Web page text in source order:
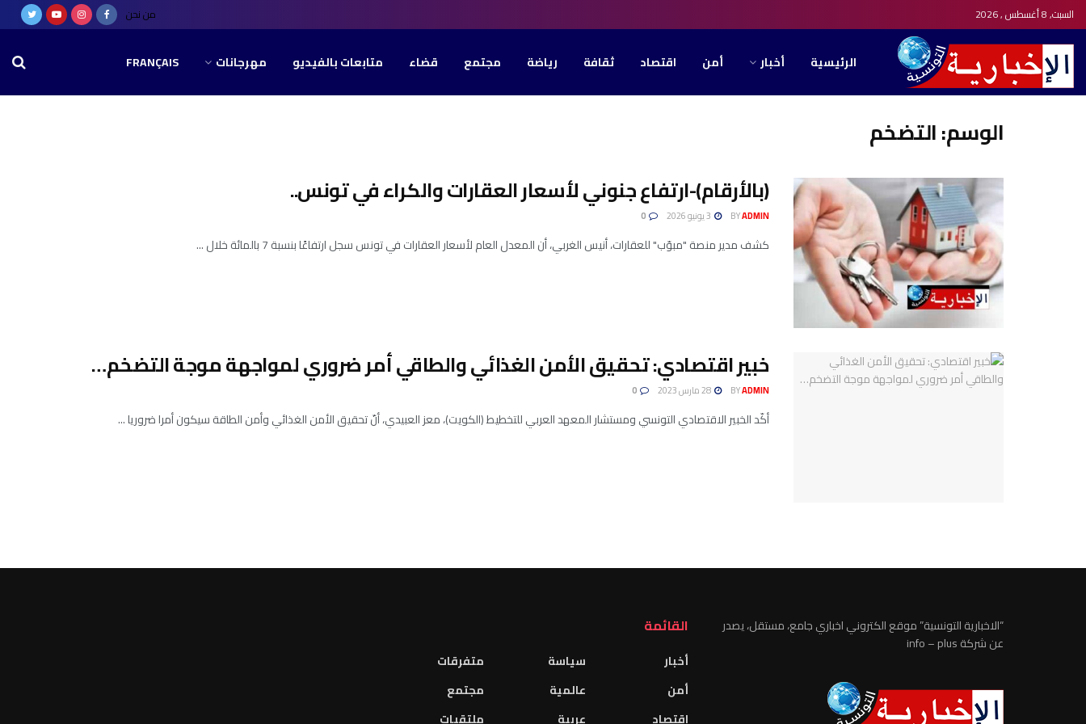
السبت, 8 أغسطس , 2026 من نحن
الرئيسية أخبار أمن اقتصاد ثقافة رياضة مجتمع قضاء متابعات بالفيديو مهرجانات FRANÇAIS
الوسم:التضخم
(بالأرقام)-ارتفاع جنوني لأسعار العقارات والكراء في تونس..
BYADMIN
كشف مدير منصة "مبوّب" للعقارات، أنيس الغربي، أن المعدل العام لأسعار العقارات في تونس سجل ارتفاعًا بنسبة 7 بالمائة خلال ...
خبير اقتصادي: تحقيق الأمن الغذائي والطاقي أمر ضروري لمواجهة موجة التضخم…
BYADMIN
أكّد الخبير الاقتصادي التونسي ومستشار المعهد العربي للتخطيط (الكويت)، معز العبيدي، أنّ تحقيق الأمن الغذائي وأمن الطاقة سيكون أمرا ضروريا ...
“الاخبارية التونسية” موقع الكتروني اخباري جامع، مستقل، يصدر
عن شركة info – plus
القائمة
أخبار
أمن
اقتصاد
سياسة
عالمية
عربية
متفرقات
مجتمع
ملتقيات